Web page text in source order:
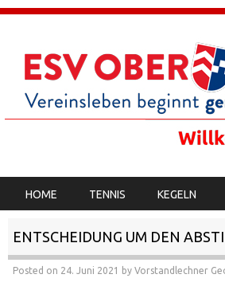
MENU
HOME TENNIS KEGELN
ENTSCHEIDUNG UM DEN
Posted on 24. Juni 2021 by Vorstandlechner